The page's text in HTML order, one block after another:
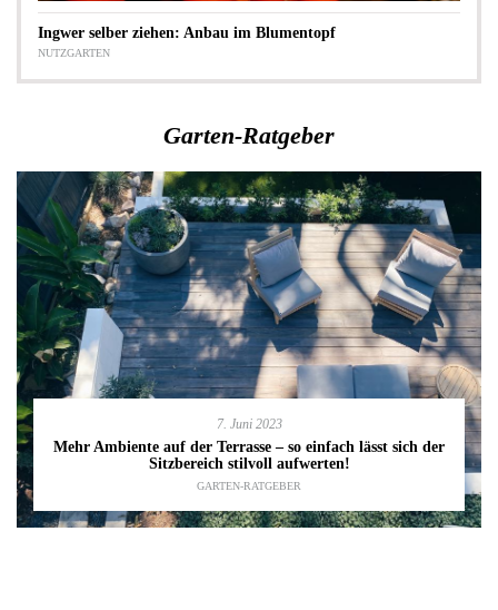
Ingwer selber ziehen: Anbau im Blumentopf
NUTZGARTEN
Garten-Ratgeber
7. Juni 2023
Mehr Ambiente auf der Terrasse – so einfach lässt sich der
Sitzbereich stilvoll aufwerten!
GARTEN-RATGEBER